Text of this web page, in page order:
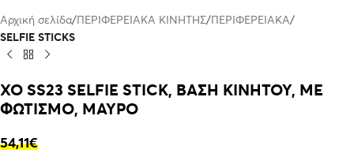
Αρχική σελίδα ΠΕΡΙΦΕΡΕΙΑΚΑ ΚΙΝΗΤΗΣ ΠΕΡΙΦΕΡΕΙΑΚΑ
SELFIE STICKS
XO SS23 SELFIE STICK, ΒΑΣΗ ΚΙΝΗΤΟΥ, ΜΕ
ΦΩΤΙΣΜΟ, ΜΑΥΡΟ
54,11€